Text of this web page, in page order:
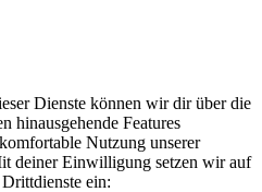
Dienste können wir dir über die
hinausgehende Features
Nutzung unserer
deiner Einwilligung setzen wir auf
ein: